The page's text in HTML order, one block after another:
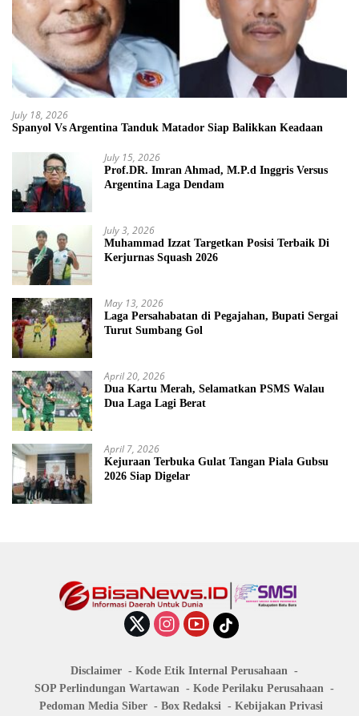
July 18, 2026
Spanyol Vs Argentina Tanduk Matador Siap Balikkan Keadaan
July 15, 2026
Prof.DR. Imran Ahmad, M.P.d Inggris Versus
Argentina Laga Dendam
July 3, 2026
Muhammad Izzat Targetkan Posisi Terbaik Di
Kerjurnas Squash 2026
May 13, 2026
Laga Persahabatan di Pegajahan, Bupati Sergai
Turut Sumbang Gol
April 20, 2026
Dua Kartu Merah, Selamatkan PSMS Walau
Dua Laga Lagi Berat
April 7, 2026
Kejuraan Terbuka Gulat Tangan Piala Gubsu
2026 Siap Digelar
Disclaimer
Kode Etik Internal Perusahaan
SOP Perlindungan Wartawan
Kode Perilaku Perusahaan
Pedoman Media Siber
Box Redaksi Kebijakan Privasi